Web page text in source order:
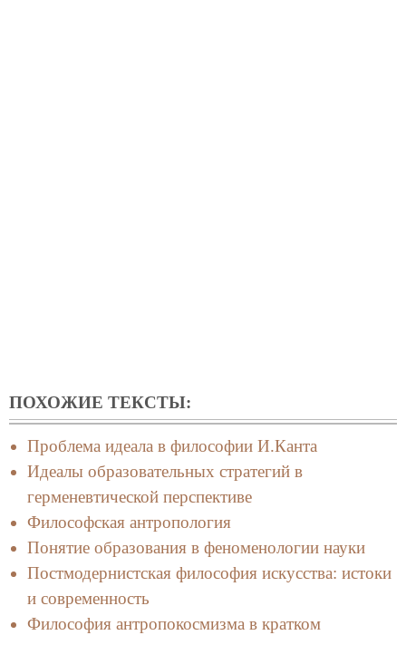
ПОХОЖИЕ ТЕКСТЫ:
Проблема идеала в философии И.Канта
Идеалы образовательных стратегий в
герменевтической перспективе
Философская антропология
Понятие образования в феноменологии науки
Постмодернистская философия искусства: истоки
и современность
Философия антропокосмизма в кратком